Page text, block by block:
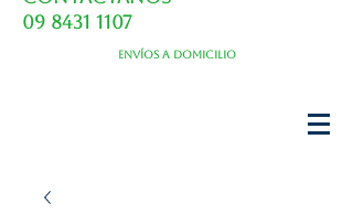
09 8431 1107
Envíos a domicilio